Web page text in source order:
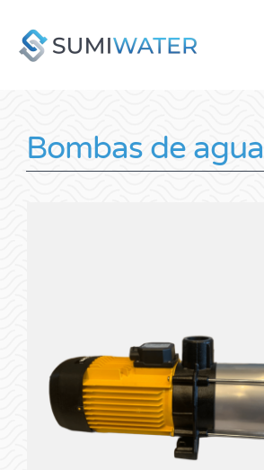
Bombas de agua